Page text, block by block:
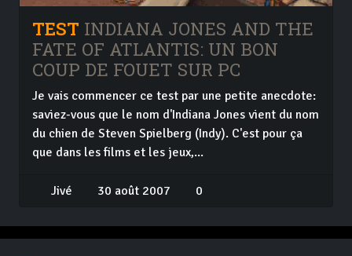
TEST INDIANA JONES AND THE
FATE OF ATLANTIS: UN BON
COUP DE FOUET SUR PC
Je vais commencer ce test par une petite anecdote:
saviez-vous que le nom d'Indiana Jones vient du nom
du chien de Steven Spielberg (Indy). C'est pour ça
que dans les films et les jeux,...
Jivé 30 août 2007 0